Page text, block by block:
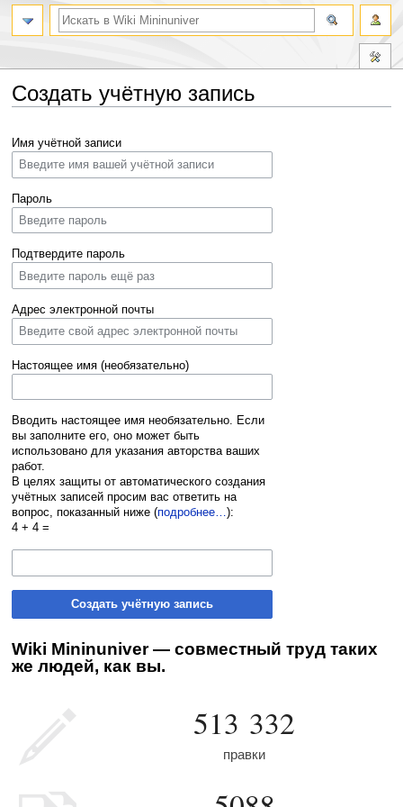
Создать учётную запись
к
навигации
к
поиску
Имя учётной записи
Пароль
Подтвердите пароль
Адрес электронной почты
Настоящее имя (необязательно)
Вводить настоящее имя необязательно. Если
вы заполните его, оно может быть
использовано для указания авторства ваших
работ.
В целях защиты от автоматического создания
учётных записей просим вас ответить на
вопрос, показанный ниже (подробнее…):
4 + 4 =
Создать учётную запись
Wiki Mininuniver — совместный труд таких
же людей, как вы.
513 332
правки